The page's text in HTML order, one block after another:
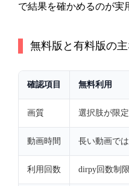
で結果を確かめるのが実
無料版と有料版の
確認項目 無料利用
画質 選択肢が限
動画時間 長い動画で
利用回数 dirpy回数制